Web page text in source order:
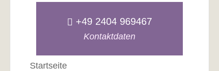
+49 2404 969467
Kontaktdaten
Startseite